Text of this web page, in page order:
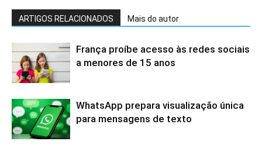
ARTIGOS RELACIONADOS Mais do autor
França proíbe acesso às redes sociais
a menores de 15 anos
WhatsApp prepara visualização única
para mensagens de texto